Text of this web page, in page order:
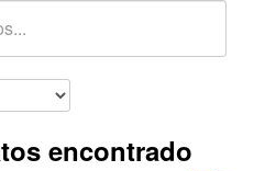
encontrado